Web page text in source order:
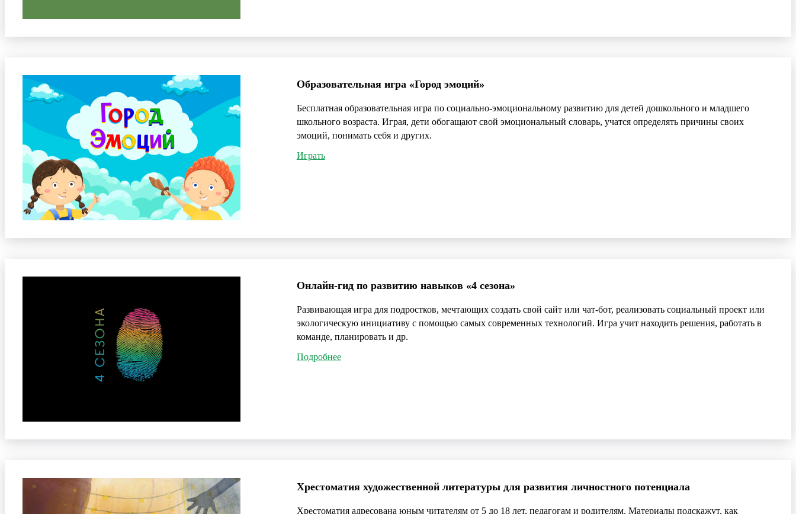
Образовательная игра «Город эмоций»
Бесплатная образовательная игра по социально-эмоциональному развитию для детей дошкольного и младшего
школьного возраста. Играя, дети обогащают свой эмоциональный словарь, учатся определять причины своих
эмоций, понимать себя и других.
Играть
Онлайн-гид по развитию навыков «4 сезона»
Развивающая игра для подростков, мечтающих создать свой сайт или чат-бот, реализовать социальный проект или
экологическую инициативу с помощью самых современных технологий. Игра учит находить решения, работать в
команде, планировать и др.
Подробнее
Хрестоматия художественной литературы для развития личностного потенциала
Хрестоматия адресована юным читателям от 5 до 18 лет, педагогам и родителям. Материалы подскажут, как